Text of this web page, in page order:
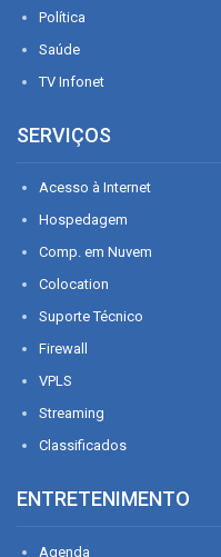
Política
Saúde
TV Infonet
SERVIÇOS
Acesso à Internet
Hospedagem
Comp. em Nuvem
Colocation
Suporte Técnico
Firewall
VPLS
Streaming
Classificados
ENTRETENIMENTO
Agenda